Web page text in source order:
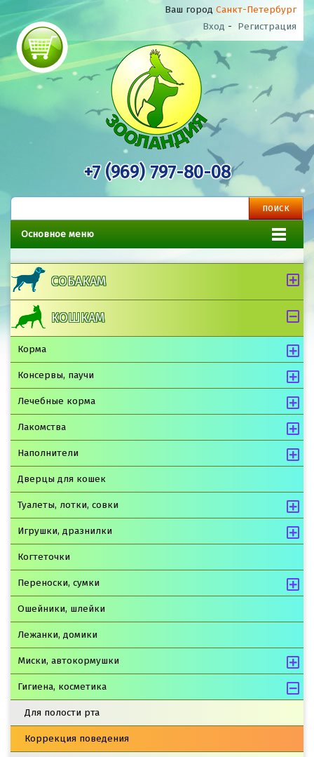
Ваш город Санкт-Петербург
Вход - Регистрация
+7 (969) 797-80-08
Основное меню
СОБАКАМ
КОШКАМ
Корма
Консервы, паучи
Лечебные корма
Лакомства
Наполнители
Дверцы для кошек
Туалеты, лотки, совки
Игрушки, дразнилки
Когтеточки
Переноски, сумки
Ошейники, шлейки
Лежанки, домики
Миски, автокормушки
Гигиена, косметика
Для полости рта
Коррекция поведения